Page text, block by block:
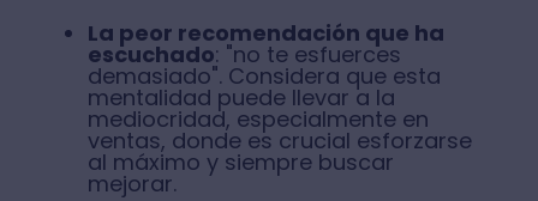
La peor recomendación que ha
escuchado: "no te esfuerces
demasiado". Considera que esta
mentalidad puede llevar a la
mediocridad, especialmente en
ventas, donde es crucial esforzarse
al máximo y siempre buscar
mejorar.